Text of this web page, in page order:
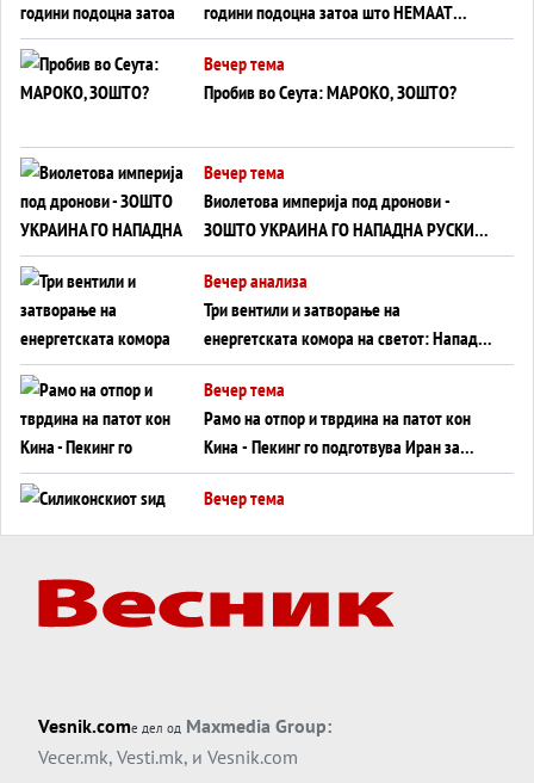
години подоцна затоа што НЕМААТ
ВНУЦИ ДА ГИ ЗАМЕНАТ
Вечер тема
Пробив во Сеута: МАРОКО, ЗОШТО?
Вечер тема
Виолетова империја под дронови -
ЗОШТО УКРАИНА ГО НАПАДНА РУСКИОТ
WILDBERRIES
Вечер анализа
Три вентили и затворање на
енергетската комора на светот: Нападот
во Суец најавува глобален енергетски
инфаркт?
Вечер тема
Рамо на отпор и тврдина на патот кон
Кина - Пекинг го подготвува Иран за
американска копнена инвазија
Вечер тема
Вечер тема
Трамп тврди дека повторно „разговара“
Вечер тема
ДЛАБОКО УДОЛУ: Сметководствените
трикови што го соборија ЕНРОН ги
Vesnik.comе дел од Maxmedia Group:
Vecer.mk, Vesti.mk, и Vesnik.com